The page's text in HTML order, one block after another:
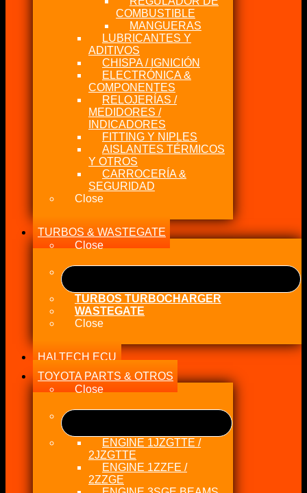
COMBUSTIBLE
MANGUERAS
LUBRICANTES Y
ADITIVOS
CHISPA / IGNICIÓN
ELECTRÓNICA &
COMPONENTES
RELOJERÍAS /
MEDIDORES /
INDICADORES
FITTING Y NIPLES
AISLANTES TÉRMICOS
Y OTROS
CARROCERÍA &
SEGURIDAD
Close
TURBOS & WASTEGATE
Close
TURBOS TURBOCHARGER
WASTEGATE
Close
HALTECH ECU
TOYOTA PARTS & OTROS
Close
ENGINE 1JZGTTE /
2JZGTTE
ENGINE 1ZZFE /
2ZZGE